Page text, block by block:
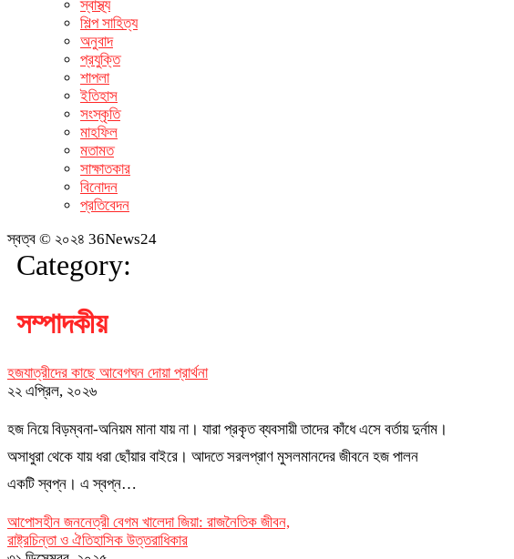
স্বাস্থ্য
শিল্প সাহিত্য
অনুবাদ
প্রযুক্তি
শাপলা
ইতিহাস
সংস্কৃতি
মাহফিল
মতামত
সাক্ষাতকার
বিনোদন
প্রতিবেদন
স্বত্ব © ২০২৪ 36News24
Category:
সম্পাদকীয়
হজযাত্রীদের কাছে আবেগঘন দোয়া প্রার্থনা
২২ এপ্রিল, ২০২৬
হজ নিয়ে বিড়ম্বনা-অনিয়ম মানা যায় না। যারা প্রকৃত ব্যবসায়ী তাদের কাঁধে এসে বর্তায় দুর্নাম।
অসাধুরা থেকে যায় ধরা ছোঁয়ার বাইরে। আদতে সরলপ্রাণ মুসলমানদের জীবনে হজ পালন
একটি স্বপ্ন। এ স্বপ্ন…
আপোসহীন জননেত্রী বেগম খালেদা জিয়া: রাজনৈতিক জীবন,
রাষ্ট্রচিন্তা ও ঐতিহাসিক উত্তরাধিকার